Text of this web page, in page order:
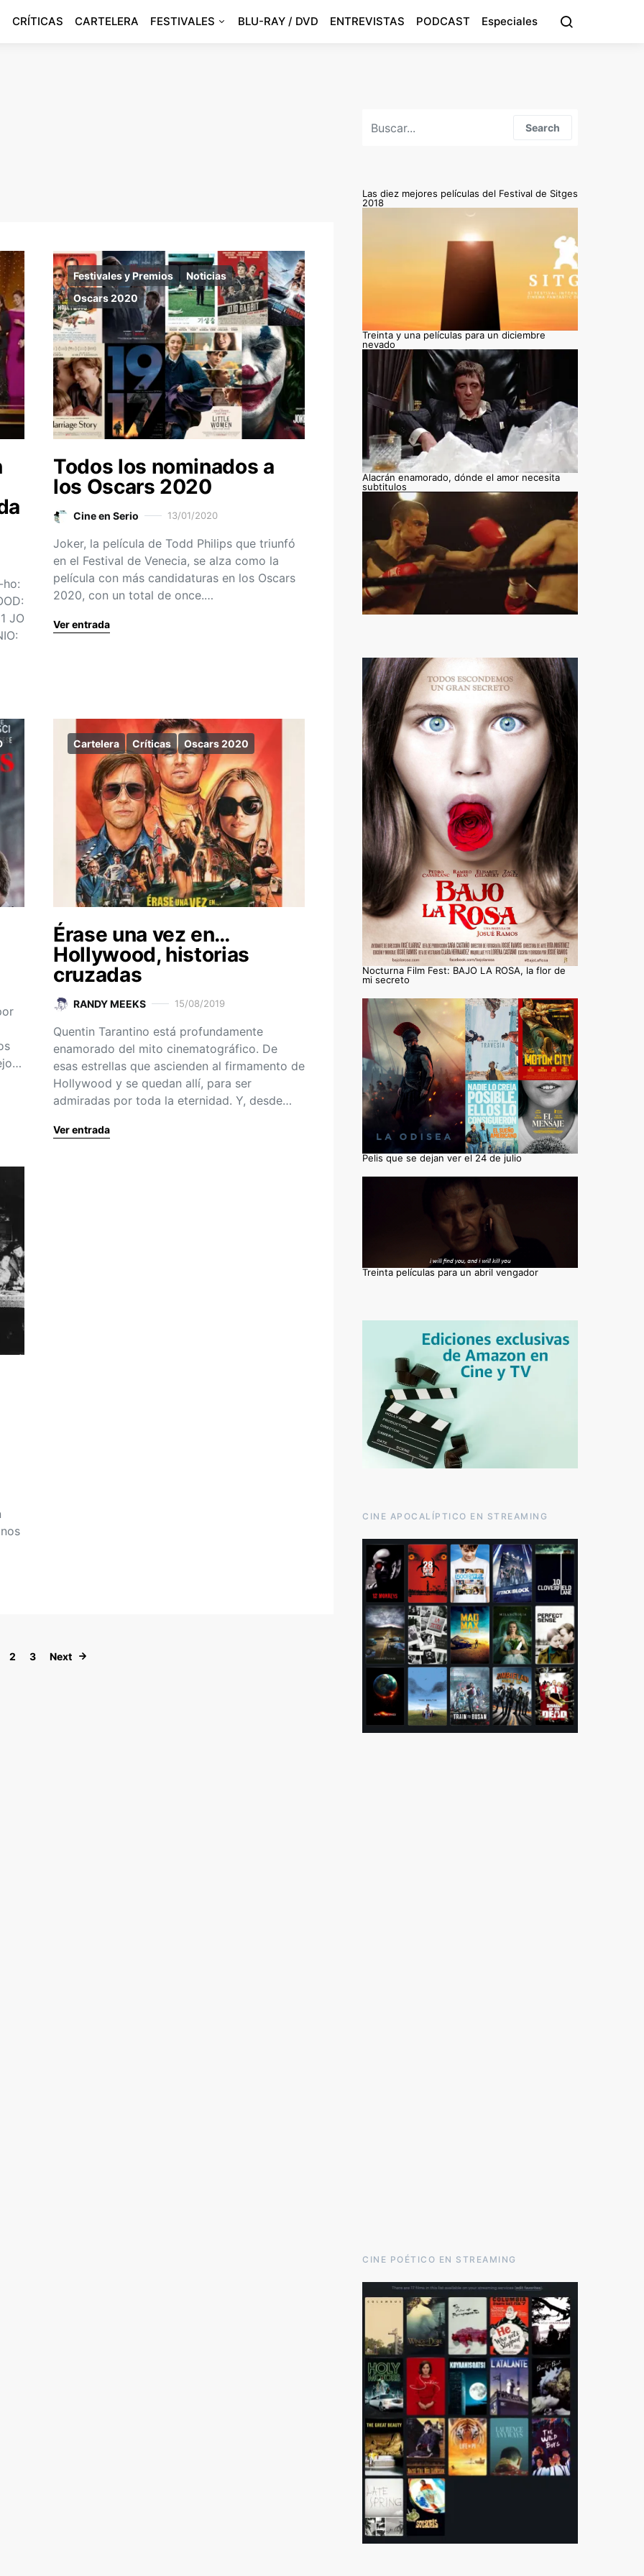
CRÍTICAS CARTELERA FESTIVALES BLU-RAY / DVD ENTREVISTAS PODCAST Especiales
ho:
JO
Festivales y Premios
Noticias
Oscars 2020
Todos los nominados a
los Oscars 2020
Cine en Serio 13/01/2020
Joker, la película de Todd Philips que triunfó
en el Festival de Venecia, se alza como la
película con más candidaturas en los Oscars
2020, con un total de once.…
Ver entrada
Cartelera Críticas Oscars 2020
Érase una vez en…
Hollywood, historias
cruzadas
RANDY MEEKS 15/08/2019
Quentin Tarantino está profundamente
enamorado del mito cinematográfico. De
esas estrellas que ascienden al firmamento de
Hollywood y se quedan allí, para ser
admiradas por toda la eternidad. Y, desde…
Ver entrada
Paginación de entradas
2 3 Next
Search
Las diez mejores películas del Festival de Sitges
2018
Treinta y una películas para un diciembre
nevado
Alacrán enamorado, dónde el amor necesita
subtitulos
Nocturna Film Fest: BAJO LA ROSA, la flor de
mi secreto
Pelis que se dejan ver el 24 de julio
Treinta películas para un abril vengador
CINE APOCALÍPTICO EN STREAMING
CINE POÉTICO EN STREAMING